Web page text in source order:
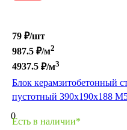
79 ₽/шт
987.5 ₽/м2
4937.5 ₽/м3
Блок керамзитобетонный
пустотный 390х190х188
0
Есть в наличии*